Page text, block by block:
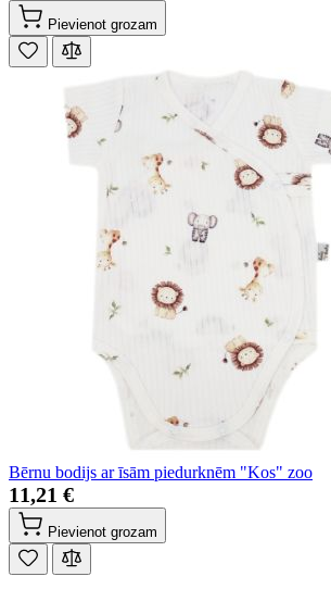
Pievienot grozam
Bērnu bodijs ar īsām piedurknēm "Kos" zoo
11,21 €
Pievienot grozam